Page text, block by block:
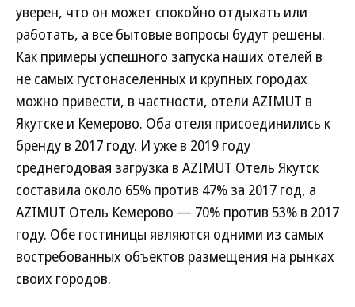
уверен, что он может спокойно отдыхать или
работать, а все бытовые вопросы будут решены.
Как примеры успешного запуска наших отелей в
не самых густонаселенных и крупных городах
можно привести, в частности, отели AZIMUT в
Якутске и Кемерово. Оба отеля присоединились к
бренду в 2017 году. И уже в 2019 году
среднегодовая загрузка в AZIMUT Отель Якутск
составила около 65% против 47% за 2017 год, а
AZIMUT Отель Кемерово — 70% против 53% в 2017
году. Обе гостиницы являются одними из самых
востребованных объектов размещения на рынках
своих городов.